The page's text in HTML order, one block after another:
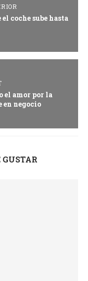
coche sube hasta
el amor por la
en negocio